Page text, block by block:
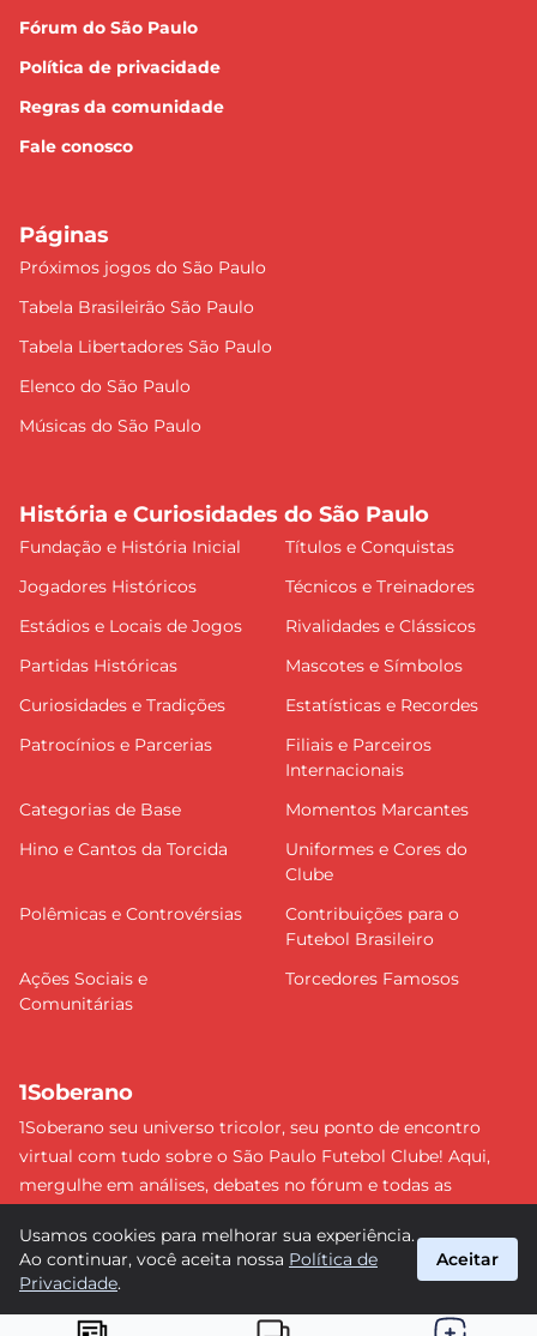
Fórum do São Paulo
Política de privacidade
Regras da comunidade
Fale conosco
Páginas
Próximos jogos do São Paulo
Tabela Brasileirão São Paulo
Tabela Libertadores São Paulo
Elenco do São Paulo
Músicas do São Paulo
História e Curiosidades do São Paulo
Fundação e História Inicial
Títulos e Conquistas
Jogadores Históricos
Técnicos e Treinadores
Estádios e Locais de Jogos
Rivalidades e Clássicos
Partidas Históricas
Mascotes e Símbolos
Curiosidades e Tradições
Estatísticas e Recordes
Patrocínios e Parcerias
Filiais e Parceiros
Internacionais
Categorias de Base
Momentos Marcantes
Hino e Cantos da Torcida
Uniformes e Cores do
Clube
Polêmicas e Controvérsias
Contribuições para o
Futebol Brasileiro
Ações Sociais e
Comunitárias
Torcedores Famosos
1Soberano
1Soberano seu universo tricolor, seu ponto de encontro
virtual com tudo sobre o São Paulo Futebol Clube! Aqui,
mergulhe em análises, debates no fórum e todas as
detalhe e faça parte dessa comunidade apaixonada pelo
tricolor paulista. #SPFC #SãoPaulo #1Soberano
Usamos cookies para melhorar sua experiência.
Ao continuar, você aceita nossa Política de
Privacidade.
Aceitar